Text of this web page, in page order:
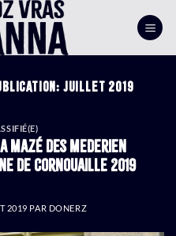
JUILLET 2019
Mazé des Mederien
de Cornouaille 2019
2019 PAR DONERZ